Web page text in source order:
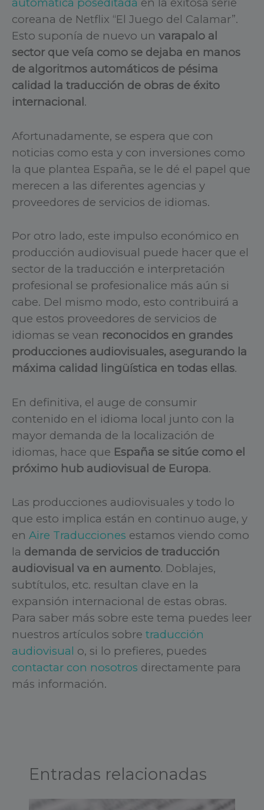
coreana de Netflix “El Juego del Calamar”.
Esto suponía de nuevo un varapalo al
sector que veía como se dejaba en manos
de algoritmos automáticos de pésima
calidad la traducción de obras de éxito
internacional .
Afortunadamente, se espera que con
noticias como esta y con inversiones como
la que plantea España, se le dé el papel que
merecen a las diferentes agencias y
proveedores de servicios de idiomas.
Por otro lado, este impulso económico en
producción audiovisual puede hacer que el
sector de la traducción e interpretación
profesional se profesionalice más aún si
cabe. Del mismo modo, esto contribuirá a
que estos proveedores de servicios de
idiomas se vean reconocidos en grandes
producciones audiovisuales, asegurando la
máxima calidad lingüística en todas ellas.
En definitiva, el auge de consumir
contenido en el idioma local junto con la
mayor demanda de la localización de
idiomas, hace que España se sitúe como el
próximo hub audiovisual de Europa.
Las producciones audiovisuales y todo lo
que esto implica están en continuo auge, y
en Aire Traducciones estamos viendo como
la demanda de servicios de traducción
audiovisual va en aumento. Doblajes,
subtítulos, etc. resultan clave en la
expansión internacional de estas obras.
Para saber más sobre este tema puedes leer
nuestros artículos sobre traducción
audiovisual o, si lo prefieres, puedes
contactar con nosotros directamente para
más información.
Entradas relacionadas